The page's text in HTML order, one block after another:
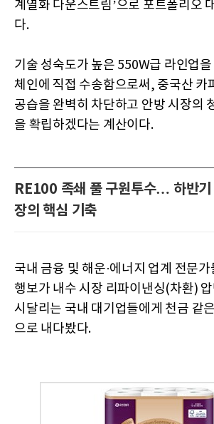
계열화 다운스트림’으로 포트폴리오
다.
기술 성숙도가 높은 550W급 라인업
체인에 직접 수송함으로써, 중국산 카
공습을 완벽히 차단하고 안방 시장의
을 확립하겠다는 계산이다.
RE100 족쇄 풀 구원투수… 하반기
장의 핵심 기축
국내 금융 및 해운·에너지 업계 전문
행보가 내수 시장 리파이낸싱(차환) 압
시달리는 국내 대기업들에게 천금 같
으로 내다봤다.